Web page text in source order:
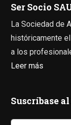
Ser Socio
La Sociedad de
históricamente
a los
Leer más
Suscríbase al